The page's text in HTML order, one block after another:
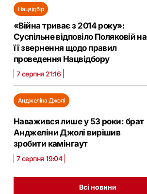
Нацвідбір
«Війна триває з 2014 року»:
Суспільне відповіло Поляковій на
її звернення щодо правил
проведення Нацвідбору
7 серпня 21:16
Анджеліна Джолі
Наважився лише у 53 роки: брат
Анджеліни Джолі вирішив
зробити камінгаут
7 серпня 19:04
Всі новини